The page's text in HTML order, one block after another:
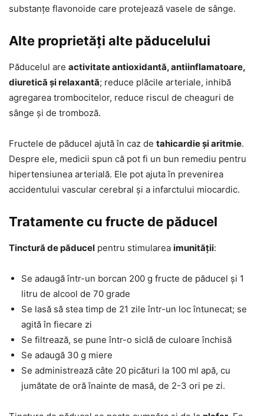
substanțe flavonoide care protejează vasele de sânge.
Alte proprietăți alte păducelului
Păducelul are activitate antioxidantă, antiinflamatoare,
diuretică și relaxantă; reduce plăcile arteriale, inhibă
agregarea trombocitelor, reduce riscul de cheaguri de
sânge și de tromboză.
Fructele de păducel ajută în caz de tahicardie și aritmie.
Despre ele, medicii spun că pot fi un bun remediu pentru
hipertensiunea arterială. Ele pot ajuta în prevenirea
accidentului vascular cerebral și a infarctului miocardic.
Tratamente cu fructe de păducel
Tinctură de păducel pentru stimularea imunității:
Se adaugă într-un borcan 200 g fructe de păducel și 1
litru de alcool de 70 grade
Se lasă să stea timp de 21 zile într-un loc întunecat; se
agită în fiecare zi
Se filtrează, se pune într-o siclă de culoare închisă
Se adaugă 30 g miere
Se administrează câte 20 picături la 100 ml apă, cu
jumătate de oră înainte de masă, de 2-3 ori pe zi.